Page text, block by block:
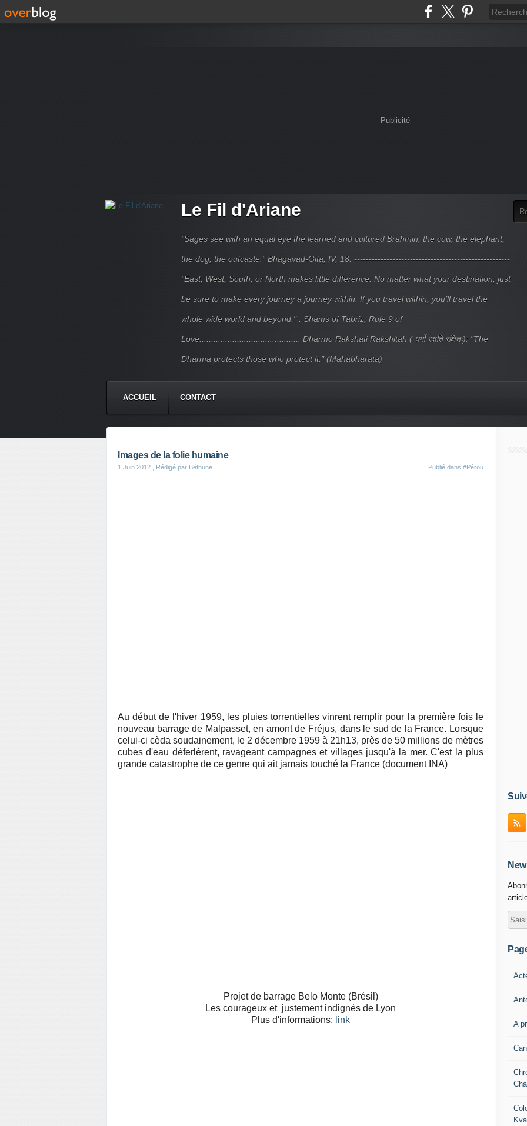
Publicité
Le Fil d'Ariane
"Sages see with an equal eye the learned and cultured Brahmin, the cow, the elephant,
the dog, the outcaste." Bhagavad-Gita, IV, 18. -----------------------------------------------------
"East, West, South, or North makes little difference. No matter what your destination, just
be sure to make every journey a journey within. If you travel within, you’ll travel the
whole wide world and beyond." . Shams of Tabriz, Rule 9 of
Love........................................... Dharmo Rakshati Rakshitah ( धर्मो रक्षति रक्षितः): "The
Dharma protects those who protect it." (Mahabharata)
ACCUEIL CONTACT
Images de la folie humaine
1 Juin 2012 , Rédigé par Béthune Publié dans #Pérou
Au début de l'hiver 1959, les pluies torrentielles vinrent remplir pour la première fois le
nouveau barrage de Malpasset, en amont de Fréjus, dans le sud de la France. Lorsque
celui-ci cèda soudainement, le 2 décembre 1959 à 21h13, près de 50 millions de mètres
cubes d'eau déferlèrent, ravageant campagnes et villages jusqu'à la mer. C'est la plus
grande catastrophe de ce genre qui ait jamais touché la France (document INA)
Projet de barrage Belo Monte (Brésil)
Les courageux et justement indignés de Lyon
Plus d'informations: link A